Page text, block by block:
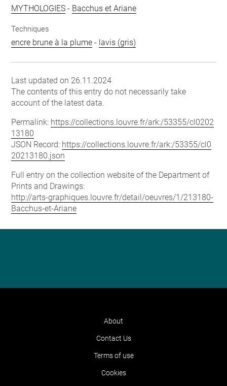
MYTHOLOGIES - Bacchus et Ariane
Techniques
encre brune à la plume - lavis (gris)
Last updated on 26.11.2024
The contents of this entry do not necessarily take
account of the latest data.
Permalink: https://collections.louvre.fr/ark:/53355/cl0202
13180
JSON Record: https://collections.louvre.fr/ark:/53355/cl0
20213180.json
Full entry on the collection website of the Department of
Prints and Drawings:
http://arts-graphiques.louvre.fr/detail/oeuvres/1/213180-
Bacchus-et-Ariane
About
Contact Us
Terms of use
Cookies